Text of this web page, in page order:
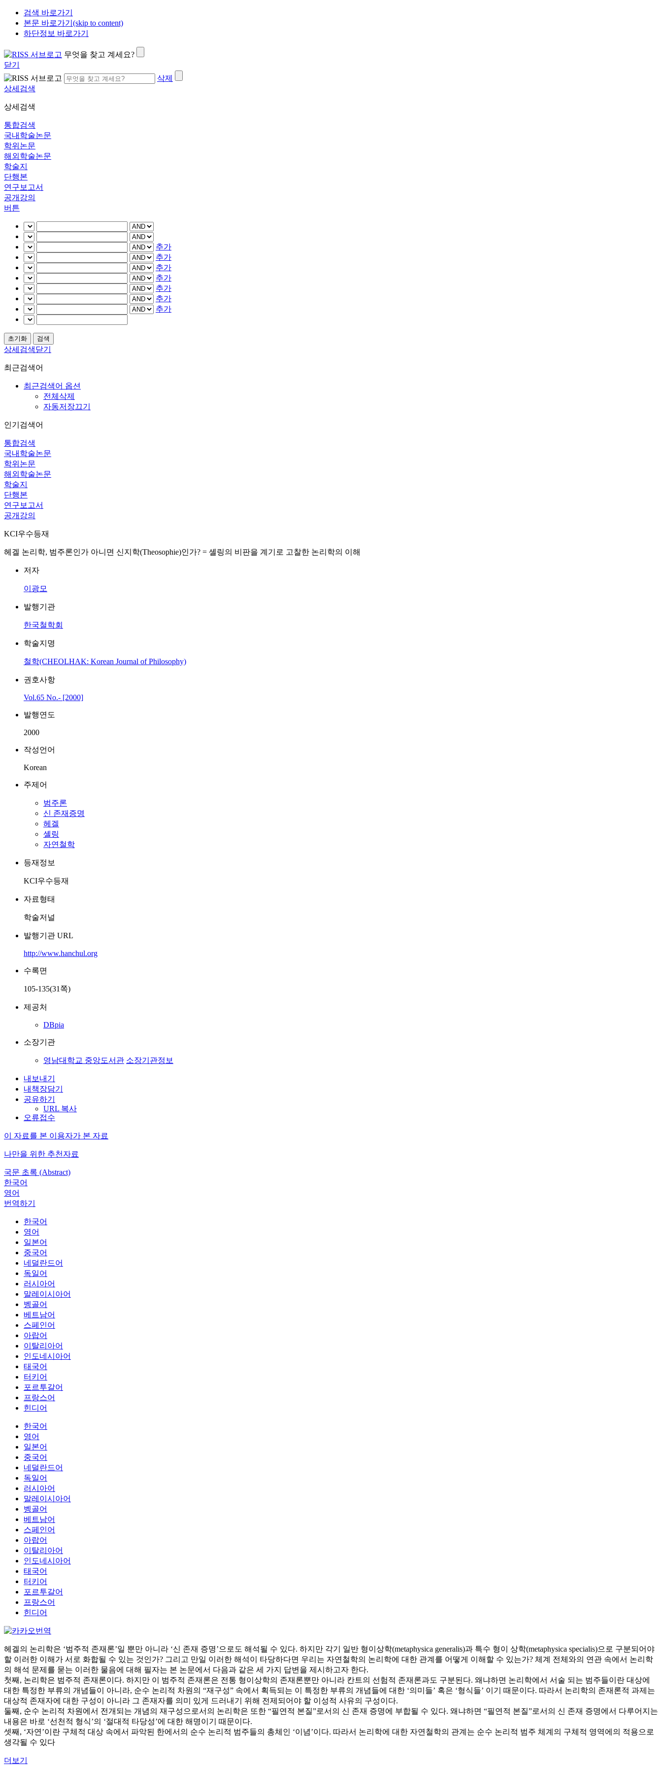
검색 바로가기
본문 바로가기(skip to content)
하단정보 바로가기
무엇을 찾고 계세요?
닫기
삭제
상세검색
상세검색
통합검색
국내학술논문
학위논문
해외학술논문
학술지
단행본
연구보고서
공개강의
버튼
추가
추가
추가
추가
추가
추가
추가
상세검색닫기
최근검색어
최근검색어 옵션
전체삭제
자동저장끄기
인기검색어
통합검색
국내학술논문
학위논문
해외학술논문
학술지
단행본
연구보고서
공개강의
KCI우수등재
헤겔 논리학, 범주론인가 아니면 신지학(Theosophie)인가? = 셸링의 비판을 계기로 고찰한 논리학의 이해
저자
이광모
발행기관
한국철학회
학술지명
철학(CHEOLHAK: Korean Journal of Philosophy)
권호사항
Vol.65 No.- [2000]
발행연도
2000
작성언어
Korean
주제어
범주론
신 존재증명
헤겔
셸링
자연철학
등재정보
KCI우수등재
자료형태
학술저널
발행기관 URL
http://www.hanchul.org
수록면
105-135(31쪽)
제공처
DBpia
소장기관
영남대학교 중앙도서관 소장기관정보
내보내기
내책장담기
공유하기
URL 복사
오류접수
이 자료를 본 이용자가 본 자료
나만을 위한 추천자료
국문 초록 (Abstract)
한국어
영어
번역하기
한국어
영어
일본어
중국어
네덜란드어
독일어
러시아어
말레이시아어
벵골어
베트남어
스페인어
아랍어
이탈리아어
인도네시아어
태국어
터키어
포르투갈어
프랑스어
힌디어
한국어
영어
일본어
중국어
네덜란드어
독일어
러시아어
말레이시아어
벵골어
베트남어
스페인어
아랍어
이탈리아어
인도네시아어
태국어
터키어
포르투갈어
프랑스어
힌디어
헤겔의 논리학은 ‘범주적 존재론’일 뿐만 아니라 ‘신 존재 증명’으로도 해석될 수 있다. 하지만 각기 일반 형이상학(metaphysica generalis)과 특수 형이 상학(metaphysica specialis)으로 구분되어야
할 이러한 이해가 서로 화합될 수 있는 것인가? 그리고 만일 이러한 해석이 타당하다면 우리는 자연철학의 논리학에 대한 관계를 어떻게 이해할 수 있는가? 체계 전체와의 연관 속에서 논리학
의 해석 문제를 묻는 이러한 물음에 대해 필자는 본 논문에서 다음과 같은 세 가지 답변을 제시하고자 한다.
첫째, 논리학은 범주적 존재론이다. 하지만 이 범주적 존재론은 전통 형이상학의 존재론뿐만 아니라 칸트의 선험적 존재론과도 구분된다. 왜냐하면 논리학에서 서술 되는 범주들이란 대상에
대한 특정한 부류의 개념들이 아니라, 순수 논리적 차원의 “재구성” 속에서 획득되는 이 특정한 부류의 개념들에 대한 ‘의미들’ 혹은 ‘형식들’ 이기 때문이다. 따라서 논리학의 존재론적 과제는
대상적 존재자에 대한 구성이 아니라 그 존재자를 의미 있게 드러내기 위해 전제되어야 할 이성적 사유의 구성이다.
둘째, 순수 논리적 차원에서 전개되는 개념의 재구성으로서의 논리학은 또한 “필연적 본질”로서의 신 존재 증명에 부합될 수 있다. 왜냐하면 “필연적 본질”로서의 신 존재 증명에서 다루어지는
내용은 바로 ‘선천적 형식’의 ‘절대적 타당성’에 대한 해명이기 때문이다.
셋째, ‘자연’이란 구체적 대상 속에서 파악된 한에서의 순수 논리적 범주들의 총체인 ‘이념’이다. 따라서 논리학에 대한 자연철학의 관계는 순수 논리적 범주 체계의 구체적 영역에의 적용으로
생각될 수 있다
더보기